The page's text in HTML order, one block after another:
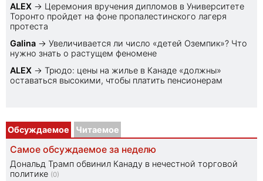
ALEX → Церемония вручения дипломов в Университете
Торонто пройдет на фоне пропалестинского лагеря
протеста
Galina → Увеличивается ли число «детей Оземпик»? Что
нужно знать о растущем феномене
ALEX → Трюдо: цены на жилье в Канаде «должны»
оставаться высокими, чтобы платить пенсионерам
Обсуждаемое Читаемое
Самое обсуждаемое за неделю
Дональд Трамп обвинил Канаду в нечестной торговой
политике (0)